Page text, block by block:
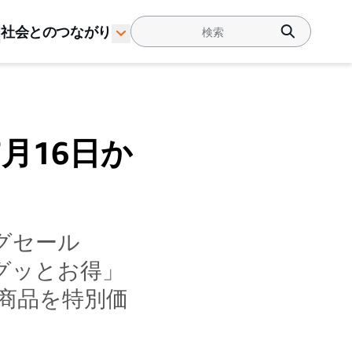
社会とのつながり
16日か
セール
とお得」
品を特別価